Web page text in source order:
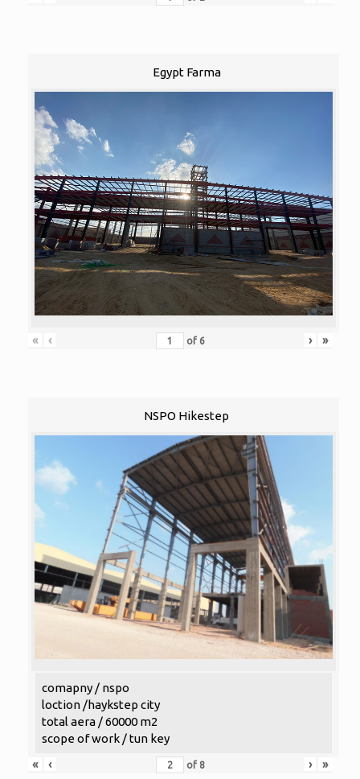
Egypt Farma
« ‹ of 6 › »
NSPO Hikestep
comapny / nspo
loction /haykstep city
total aera / 60000 m2
scope of work / tun key
«
‹ of 8 › »